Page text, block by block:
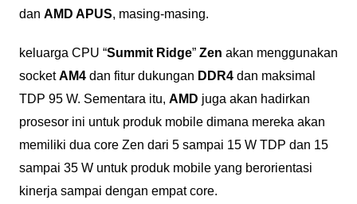
dan AMD APUS, masing-masing.
keluarga CPU “Summit Ridge” Zen akan menggunakan
socketAM4dan fitur dukungan DDR4dan maksimal
TDP 95 W. Sementara itu, AMD juga akan hadirkan
prosesor ini untuk produk mobile dimana mereka akan
memiliki dua core Zen dari 5 sampai 15 W TDP dan 15
sampai 35 W untuk produk mobile yang berorientasi
kinerja sampai dengan empat core.